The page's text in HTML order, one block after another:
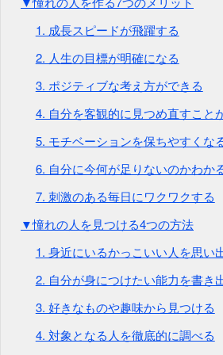
1. 成長スピードが飛躍する
2. 人生の目標が明確になる
3. ポジティブな考え方ができる
4. 自分を客観的に見つめ直すこと
5. モチベーションを保ちやすくな
6. 自分に今何が足りないのかわか
7. 刺激のある毎日にワクワクする
▼憧れの人を見つける4つの方法
1. 身近にいるかっこいい人を思い
2. 自分が身につけたい能力を書き
3. 好きなものや趣味から見つける
4. 対象となる人を徹底的に調べる